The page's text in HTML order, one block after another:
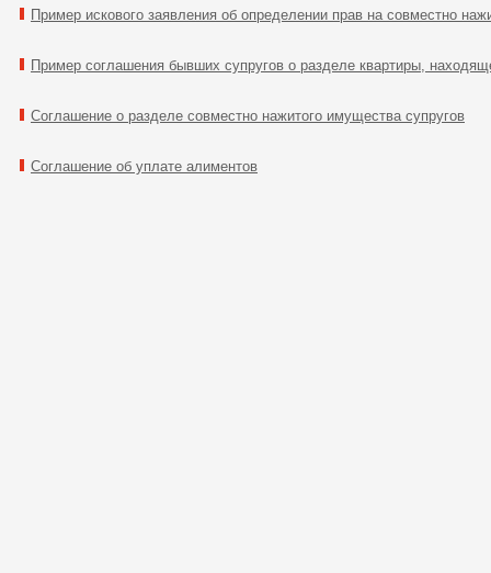
Пример искового заявления об определении прав на совместно
Пример соглашения бывших супругов о разделе квартиры,
Соглашение о разделе совместно нажитого имущества супругов
Соглашение об уплате алиментов